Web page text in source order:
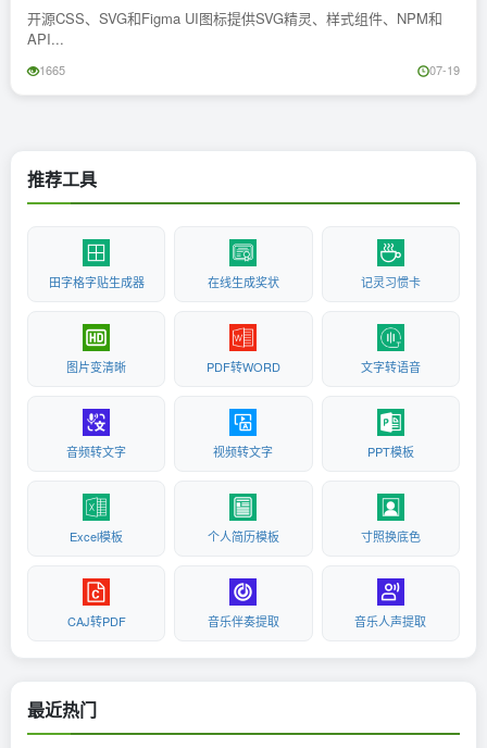
开源CSS、SVG和Figma UI图标提供SVG精灵、样式组件、NPM和
API...
1665 07-19
推荐工具
田字格字贴生成器 在线生成奖状 记灵习惯卡
图片变清晰 PDF转WORD 文字转语音
音频转文字 视频转文字 PPT模板
Excel模板 个人简历模板 寸照换底色
CAJ转PDF 音乐伴奏提取 音乐人声提取
最近热门